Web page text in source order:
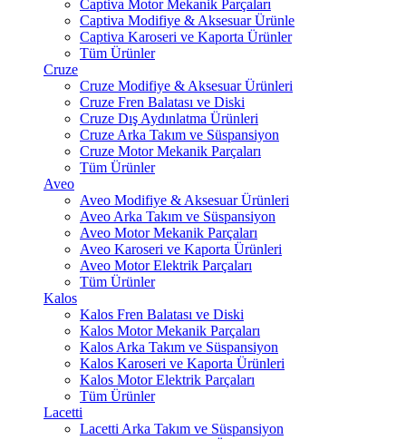
Captiva Motor Mekanik Parçaları
Captiva Modifiye & Aksesuar Ürünle
Captiva Karoseri ve Kaporta Ürünler
Tüm Ürünler
Cruze
Cruze Modifiye & Aksesuar Ürünleri
Cruze Fren Balatası ve Diski
Cruze Dış Aydınlatma Ürünleri
Cruze Arka Takım ve Süspansiyon
Cruze Motor Mekanik Parçaları
Tüm Ürünler
Aveo
Aveo Modifiye & Aksesuar Ürünleri
Aveo Arka Takım ve Süspansiyon
Aveo Motor Mekanik Parçaları
Aveo Karoseri ve Kaporta Ürünleri
Aveo Motor Elektrik Parçaları
Tüm Ürünler
Kalos
Kalos Fren Balatası ve Diski
Kalos Motor Mekanik Parçaları
Kalos Arka Takım ve Süspansiyon
Kalos Karoseri ve Kaporta Ürünleri
Kalos Motor Elektrik Parçaları
Tüm Ürünler
Lacetti
Lacetti Arka Takım ve Süspansiyon